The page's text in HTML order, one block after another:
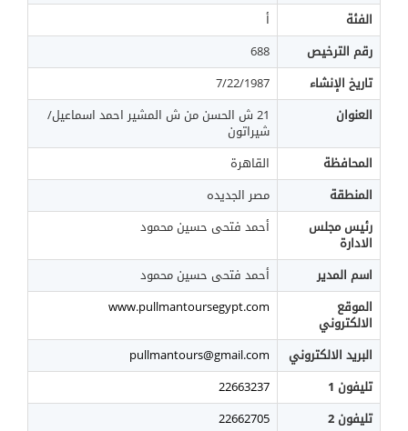
الفئة
أ
رقم الترخيص
688
تاريخ الإنشاء
7/22/1987
العنوان
21 ش الحسن من ش المشير احمد اسماعيل/
شيراتون
المحافظة
القاهرة
المنطقة
مصر الجديده
رئيس مجلس
الادارة
أحمد فتحى حسين محمود
اسم المدير
أحمد فتحى حسين محمود
الموقع
الالكتروني
www.pullmantoursegypt.com
البريد الالكتروني
pullmantours@gmail.com
تليفون 1
22663237
تليفون 2
22662705